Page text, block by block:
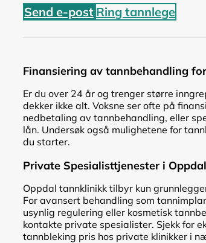
Send e-post Ring tannlege
Finansiering av tannbehandling
Er du over 24 år og trenger større
dekker ikke alt. Voksne ser ofte på
nedbetaling av tannbehandling, eller
lån. Undersøk også mulighetene for
du starter.
Private Spesialisttjenester i Oppdal
Oppdal tannklinikk tilbyr kun
For avansert behandling som
usynlig regulering eller kosmetisk
kontakte private spesialister. Sjekk for
tannbleking pris hos private klinikker i